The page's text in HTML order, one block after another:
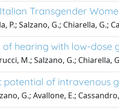
Transgender
P.; Salzano, G.; Chiarella, G.;
hearing with low-dose
M.; Salzano, G.; Chiarella,
potential of intravenous
G.; Avallone, E.;